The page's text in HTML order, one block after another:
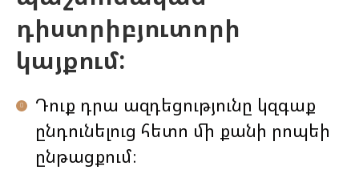
դիստրիբյուտորի
կայքում:
Դուք դրա ազդեցությունը կզգաք
ընդունելուց հետո մի քանի րոպեի
ընթացքում։